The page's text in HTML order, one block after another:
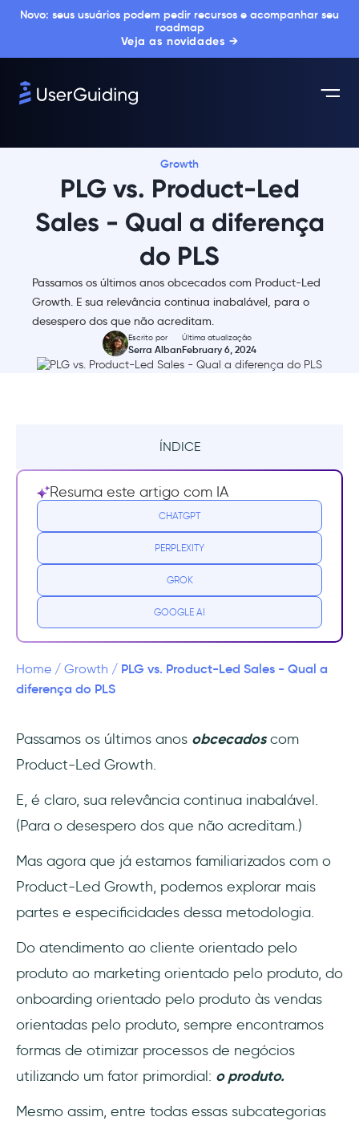
Novo: seus usuários podem pedir recursos e acompanhar seu
roadmap
Veja as novidades →
Growth
PLG vs. Product-Led
Sales - Qual a diferença
do PLS
Passamos os últimos anos obcecados com Product-Led
Growth. E sua relevância continua inabalável, para o
desespero dos que não acreditam.
Escrito por
Serra Alban
Última atualização
February 6, 2024
ÍNDICE
O que é Product-Led Growth?
Como uma estratégia PLG funciona?
O que é Product-Led Sales?
Falando em usar seus próprios
👉Experimente a ferramenta
PLG e PLS são coisas diferentes?
parte dela
processo
3- PLG é qualitativo, PLS é quantitativo
5- O PLG vale a pena, e o PLS também
Perguntas Frequentes
Resuma este artigo com IA
CHATGPT
PERPLEXITY
GROK
GOOGLE AI
Home / Growth / PLG vs. Product-Led Sales - Qual a
diferença do PLS
Passamos os últimos anos obcecadoscom
Product-Led Growth.
E, é claro, sua relevância continua inabalável.
(Para o desespero dos que não acreditam.)
Mas agora que já estamos familiarizados com o
Product-Led Growth, podemos explorar mais
partes e especificidades dessa metodologia.
Do atendimento ao cliente orientado pelo
produto ao marketing orientado pelo produto, do
onboarding orientado pelo produto às vendas
orientadas pelo produto, sempre encontramos
formas de otimizar processos de negócios
utilizando um fator primordial: o produto.
Mesmo assim, entre todas essas subcategorias